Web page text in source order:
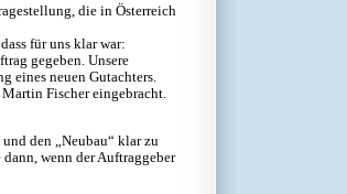
die in Österreich
für uns klar war:
gegeben. Unsere
eines neuen Gutachters.
Fischer eingebracht.
den „Neubau“ klar zu
wenn der Auftraggeber